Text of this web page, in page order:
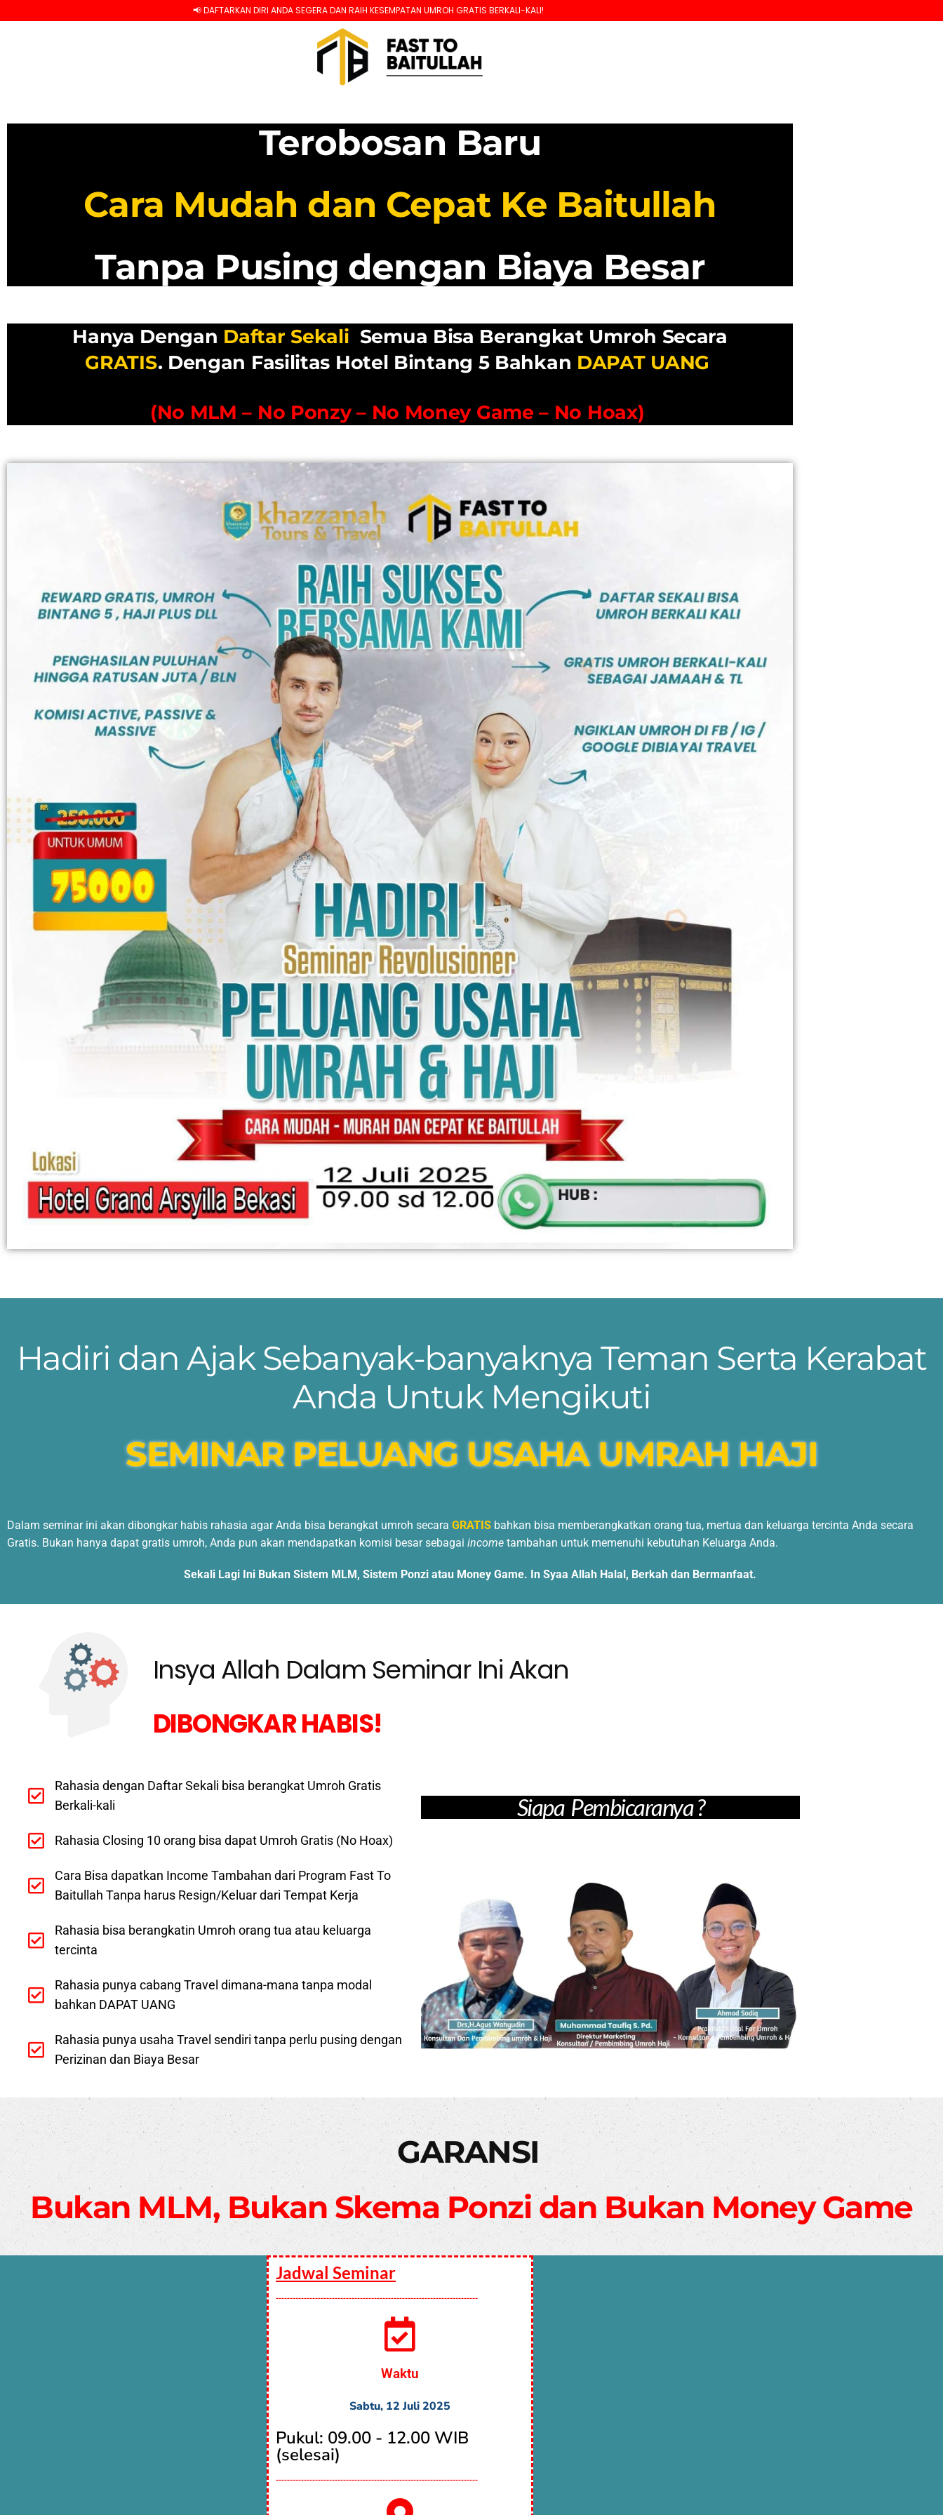
📢 DAFTARKAN DIRI ANDA SEGERA DAN RAIH KESEMPATAN UMROH GRATIS BERKALI-KALI!
Terobosan Baru
Cara Mudah dan Cepat Ke Baitullah
Tanpa Pusing dengan Biaya Besar
Hanya Dengan Daftar Sekali Semua Bisa Berangkat Umroh Secara
GRATIS.Dengan Fasilitas Hotel Bintang 5 Bahkan DAPAT UANG
(No MLM – No Ponzy – No Money Game – No Hoax)
Hadiri dan Ajak Sebanyak-banyaknya Teman Serta Kerabat
Anda Untuk Mengikuti
SEMINAR PELUANG USAHA UMRAH HAJI
Dalam seminar ini akan dibongkar habis rahasia agar Anda bisa berangkat umroh secara GRATIS bahkan bisa memberangkatkan orang tua, mertua dan keluarga tercinta Anda secara
Gratis. Bukan hanya dapat gratis umroh, Anda pun akan mendapatkan komisi besar sebagai income tambahan untuk memenuhi kebutuhan Keluarga Anda.
Sekali Lagi Ini Bukan Sistem MLM, Sistem Ponzi atau Money Game. In Syaa Allah Halal, Berkah dan Bermanfaat.
Insya Allah Dalam Seminar Ini Akan
DIBONGKAR HABIS!
Rahasia dengan Daftar Sekali bisa berangkat Umroh Gratis
Berkali-kali
Rahasia Closing 10 orang bisa dapat Umroh Gratis (No Hoax)
Cara Bisa dapatkan Income Tambahan dari Program Fast To
Baitullah Tanpa harus Resign/Keluar dari Tempat Kerja
Rahasia bisa berangkatin Umroh orang tua atau keluarga
tercinta
Rahasia punya cabang Travel dimana-mana tanpa modal
bahkan DAPAT UANG
Rahasia punya usaha Travel sendiri tanpa perlu pusing dengan
Perizinan dan Biaya Besar
Siapa Pembicaranya ?
GARANSI
Bukan MLM, Bukan Skema Ponzi dan Bukan Money Game
Jadwal Seminar
------------------------------------------------------------------------
Waktu
Sabtu, 12 Juli 2025
Pukul: 09.00 - 12.00 WIB
(selesai)
------------------------------------------------------------------------